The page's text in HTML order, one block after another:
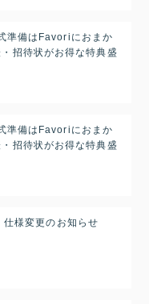
準備はFavoriにおまか
招待状がお得な特典盛
準備はFavoriにおまか
招待状がお得な特典盛
様変更のお知らせ